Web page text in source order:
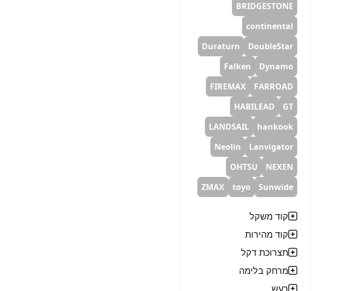
BRIDGESTONE
continental
DoubleStar
Duraturn
Dynamo
Falken
FARROAD
FIREMAX
GT
HABILEAD
hankook
LANDSAIL
Lanvigator
Neolin
NEXEN
OHTSU
Sunwide
toyo
ZMAX
קוד משקל
קוד מהירות
תצרוכת דקל
מרחק בלימה
רעש